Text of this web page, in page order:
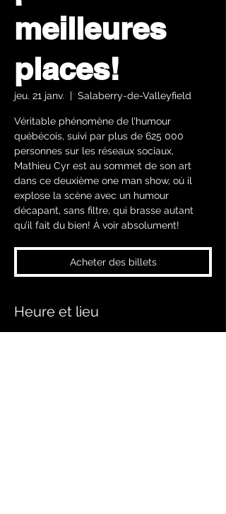
meilleures
places!
jeu. 21 janv.
  |
Salaberry-de-Valleyfield
Véritable phénomène de l’humour
québécois, suivi par plus de 625 000
personnes sur les réseaux sociaux,
Mathieu Cyr est au sommet de son art
dans ce deuxième one man show, où il
explose la scène avec un humour
décapant, sans filtre, qui brasse autant
qu’il fait du bien! À voir absolument!
Acheter des billets
Heure et lieu